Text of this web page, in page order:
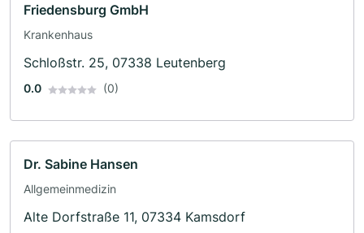
Friedensburg GmbH
Krankenhaus
Schloßstr. 25, 07338 Leutenberg
0.0 (0)
Dr. Sabine Hansen
Allgemeinmedizin
Alte Dorfstraße 11, 07334 Kamsdorf